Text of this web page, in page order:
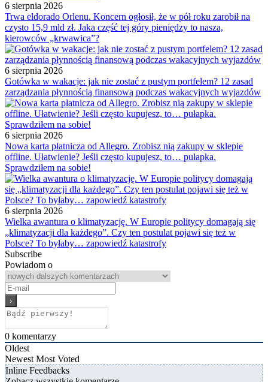
6 sierpnia 2026
Trwa eldorado Orlenu. Koncern ogłosił, że w pół roku zarobił na
czysto 15,9 mld zł. Jaka część tej góry pieniędzy to nasza,
kierowców „krwawica”?
6 sierpnia 2026
Gotówka w wakacje: jak nie zostać z pustym portfelem? 12 zasad
zarządzania płynnością finansową podczas wakacyjnych wyjazdów
6 sierpnia 2026
Nowa karta płatnicza od Allegro. Zrobisz nią zakupy w sklepie
offline. Ułatwienie? Jeśli często kupujesz, to… pułapka.
Sprawdziłem na sobie!
6 sierpnia 2026
Wielka awantura o klimatyzację. W Europie politycy domagają się
„klimatyzacji dla każdego”. Czy ten postulat pojawi się też w
Polsce? To byłaby… zapowiedź katastrofy
Subscribe
Powiadom o
0 komentarzy
Oldest
Newest Most Voted
Inline Feedbacks